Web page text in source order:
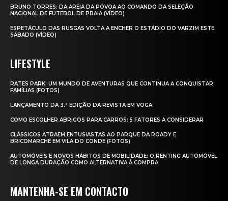
BRUNO TORRES: DA AREIA DA PÓVOA AO COMANDO DA SELEÇÃO
NACIONAL DE FUTEBOL DE PRAIA (VÍDEO)
ESPETÁCULO DAS RUSGAS VOLTA A ENCHER O ESTÁDIO DO VARZIM ESTE
SÁBADO (VÍDEO)
LIFESTYLE
RATES PARK: UM MUNDO DE AVENTURAS QUE CONTINUA A CONQUISTAR
FAMÍLIAS (FOTOS)
LANÇAMENTO DA 3.ª EDIÇÃO DA REVISTA EM VOGA
COMO ESCOLHER ABRIGOS PARA CARROS: 5 FATORES A CONSIDERAR
CLÁSSICOS ATRAEM ENTUSIASTAS AO PARQUE DA ROADY E
BRICOMARCHÉ EM VILA DO CONDE (FOTOS)
AUTOMÓVEIS E NOVOS HÁBITOS DE MOBILIDADE: O RENTING AUTOMÓVEL
DE LONGA DURAÇÃO COMO ALTERNATIVA À COMPRA
MANTENHA-SE EM CONTACTO